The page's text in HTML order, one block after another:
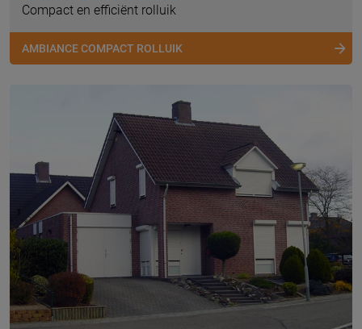
Compact en efficiënt rolluik
AMBIANCE COMPACT ROLLUIK